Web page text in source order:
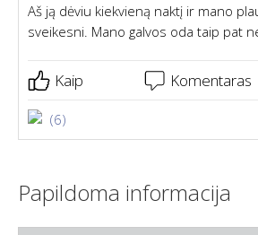
Aš ją dėviu kiekvieną naktį ir mano
sveikesni. Mano galvos oda taip pat
Kaip Komentaras
(6)
Papildoma informacija